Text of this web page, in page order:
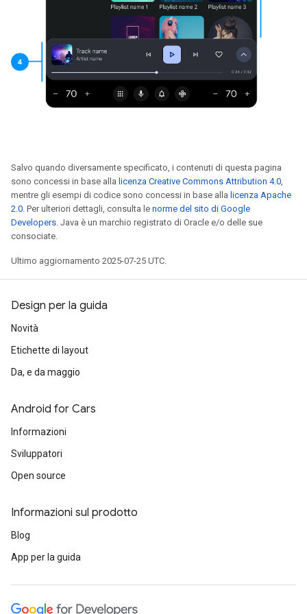
Salvo quando diversamente specificato, i contenuti di questa pagina
sono concessi in base alla licenza Creative Commons Attribution 4.0
mentre gli esempi di codice sono concessi in base alla licenza Apache
2.0 . Per ulteriori dettagli, consulta le norme del sito di Google
Developers . Java è un marchio registrato di Oracle e/o delle sue
consociate.
Ultimo aggiornamento 2025-07-25 UTC.
Design per la guida
Novità
Etichette di layout
Da, e da maggio
Android for Cars
Informazioni
Sviluppatori
Open source
Informazioni sul prodotto
Blog
App per la guida